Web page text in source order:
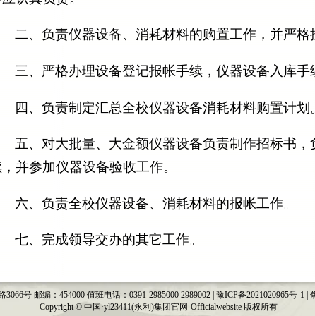
二、负责仪器设备、消耗材料的购置工作，并严格
三、严格办理设备登记报帐手续，仪器设备入库手
四、负责制定汇总全校仪器设备消耗材料购置计划
五、对大批量、大金额仪器设备负责制作招标书
并参加仪器设备验收工作。
六、负责全校仪器设备、消耗材料的报帐工作。
七、完成领导交办的其它工作。
号 邮编：454000 值班电话：0391-2985000 2989002 | 豫ICP备2021020965号-1 |
Copyright © 中国·yl23411(永利)集团官网-Officialwebsite 版权所有